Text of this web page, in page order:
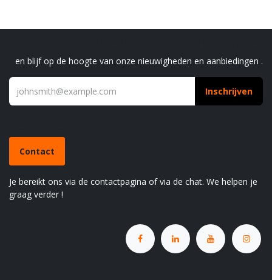
en blijf op de hoogte van onze nieuwigheden en aanbiedingen .
Inschrijven
Contact
Je bereikt ons via de contactpagina of via de chat. We helpen je
graag verder !